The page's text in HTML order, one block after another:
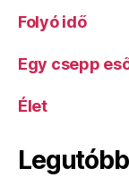
Folyó idő
Egy csepp
Élet